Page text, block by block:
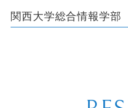
関西大学総合情報学